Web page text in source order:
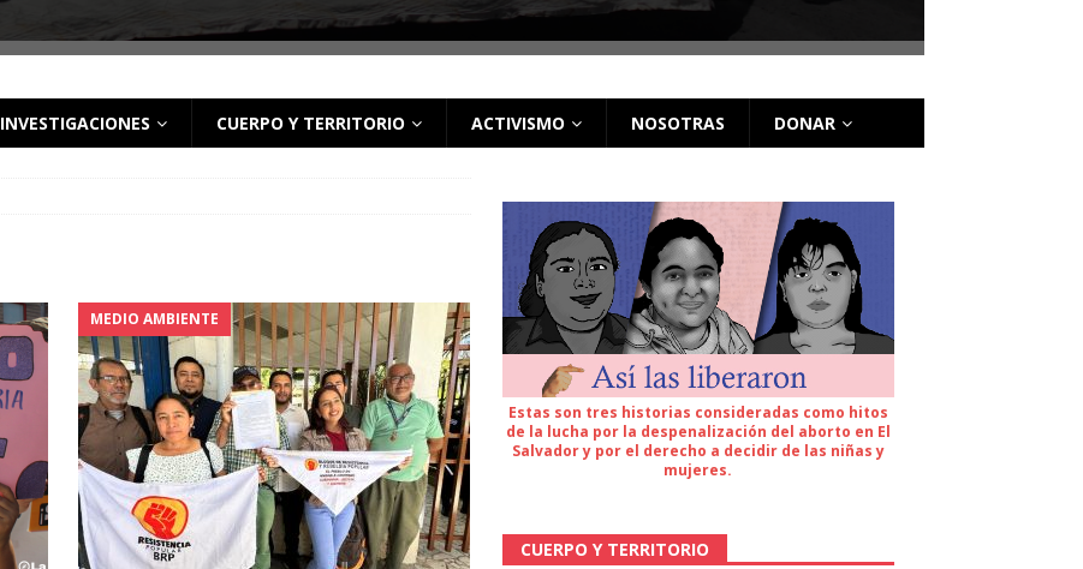
INVESTIGACIONES CUERPO Y TERRITORIO ACTIVISMO NOSOTRAS DONAR
MEDIO AMBIENTE
Estas son tres historias consideradas como hitos
de la lucha por la despenalización del aborto en El
Salvador y por el derecho a decidir de las niñas y
mujeres.
CUERPO Y TERRITORIO